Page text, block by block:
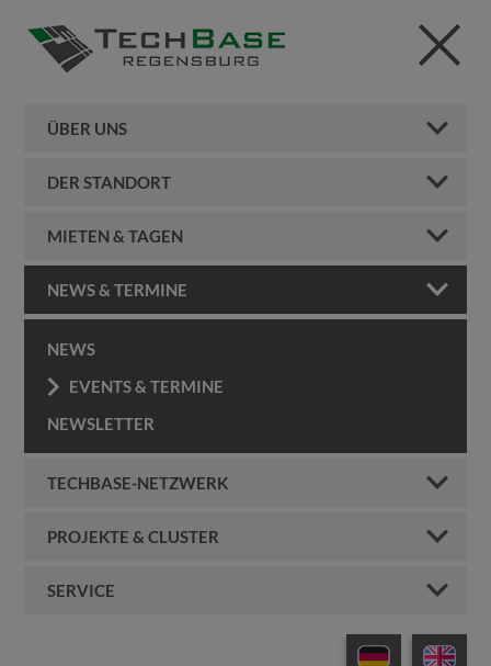
ÜBER UNS
DER STANDORT
MIETEN & TAGEN
NEWS & TERMINE
NEWS
EVENTS & TERMINE
NEWSLETTER
TECHBASE-NETZWERK
PROJEKTE & CLUSTER
SERVICE